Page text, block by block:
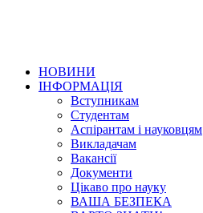
НОВИНИ
ІНФОРМАЦІЯ
Вступникам
Студентам
Аспірантам і науковцям
Викладачам
Вакансії
Документи
Цікаво про науку
ВАША БЕЗПЕКА